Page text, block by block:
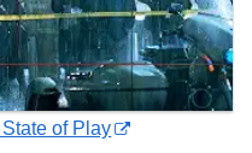
of Play